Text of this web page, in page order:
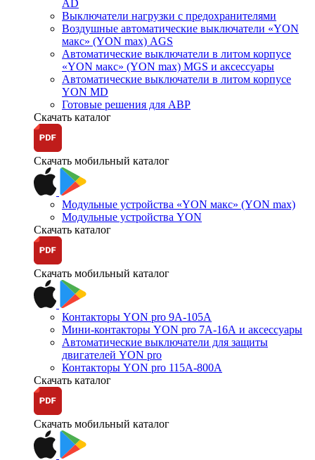
AD
Выключатели нагрузки с предохранителями
Воздушные автоматические выключатели «YON
макс» (YON max) AGS
Автоматические выключатели в литом корпусе
«YON макс» (YON max) MGS и аксессуары
Автоматические выключатели в литом корпусе
YON MD
Готовые решения для АВР
Скачать каталог
Скачать мобильный каталог
Модульные устройства «YON макс» (YON max)
Модульные устройства YON
Скачать каталог
Скачать мобильный каталог
Контакторы YON pro 9А-105А
Мини-контакторы YON pro 7А-16А и аксессуары
Автоматические выключатели для защиты
двигателей YON pro
Контакторы YON pro 115А-800А
Скачать каталог
Скачать мобильный каталог